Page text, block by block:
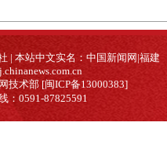
| 本站中文实名：中国新闻网|福建
技术部 [闽ICP备13000383]
：0591-87825591